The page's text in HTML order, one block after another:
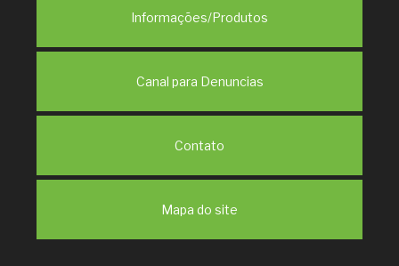
Informações/Produtos
Canal para Denuncias
Contato
Mapa do site